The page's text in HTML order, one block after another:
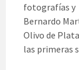
fotografías y
Bernardo
Olivo de
las primeras